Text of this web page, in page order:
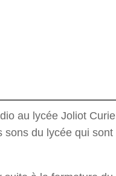
au lycée Joliot Curie
sons du lycée qui sont